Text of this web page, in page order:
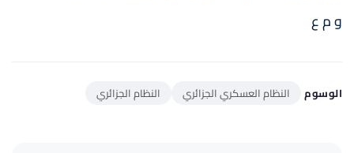
و م ع
الوسوم النظام العسكري الجزائري النظام الجزائري